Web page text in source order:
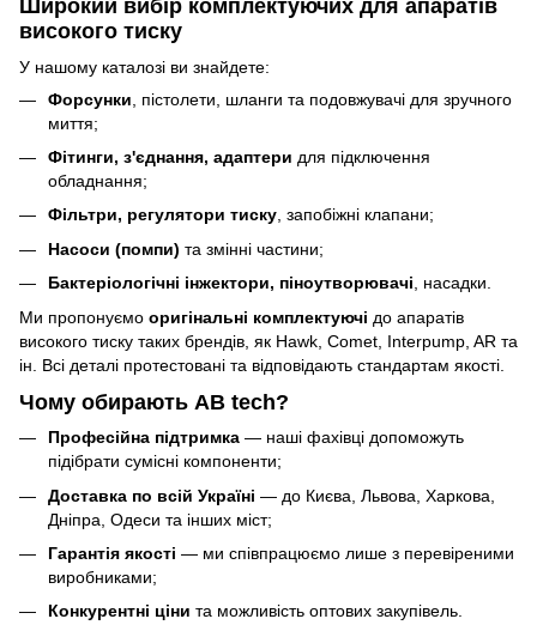
Широкий вибір комплектуючих для апаратів
високого тиску
У нашому каталозі ви знайдете:
Форсунки , пістолети, шланги та подовжувачі для зручного
миття;
Фітинги, з'єднання, адаптери для підключення
обладнання;
Фільтри, регулятори тиску, запобіжні клапани;
Насоси (помпи) та змінні частини;
Бактеріологічні інжектори, піноутворювачі, насадки.
Ми пропонуємо оригінальні комплектуючі до апаратів
високого тиску таких брендів, як Hawk, Comet, Interpump, AR та
ін. Всі деталі протестовані та відповідають стандартам якості.
Чому обирають AB tech?
Професійна підтримка — наші фахівці допоможуть
підібрати сумісні компоненти;
Доставка по всій Україні — до Києва, Львова, Харкова,
Дніпра, Одеси та інших міст;
Гарантія якості — ми співпрацюємо лише з перевіреними
виробниками;
Конкурентні ціни та можливість оптових закупівель.